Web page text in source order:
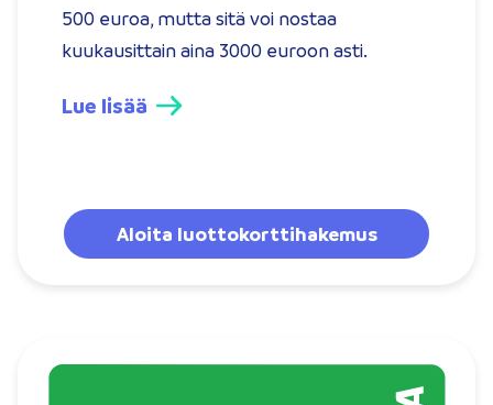
500 euroa, mutta sitä voi nostaa
kuukausittain aina 3000 euroon asti.
Lue lisää
Aloita luottokorttihakemus